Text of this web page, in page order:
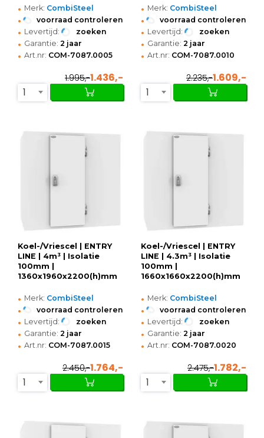
• Merk: CombiSteel
• voorraad controleren
• Levertijd: zoeken
• Garantie: 2 jaar
• Art.nr: COM-7087.0005
1.995,-1.436,-
1
• Merk: CombiSteel
• voorraad controleren
• Levertijd: zoeken
• Garantie: 2 jaar
• Art.nr: COM-7087.0010
2.235,-1.609,-
1
Koel-/Vriescel | ENTRY
LINE | 4m³ | Isolatie
100mm |
1360x1960x2200(h)mm
• Merk: CombiSteel
• voorraad controleren
• Levertijd: zoeken
• Garantie: 2 jaar
• Art.nr: COM-7087.0015
2.450,-1.764,-
1
Koel-/Vriescel | ENTRY
LINE | 4.3m³ | Isolatie
100mm |
1660x1660x2200(h)mm
• Merk: CombiSteel
• voorraad controleren
• Levertijd: zoeken
• Garantie: 2 jaar
• Art.nr: COM-7087.0020
2.475,-1.782,-
1